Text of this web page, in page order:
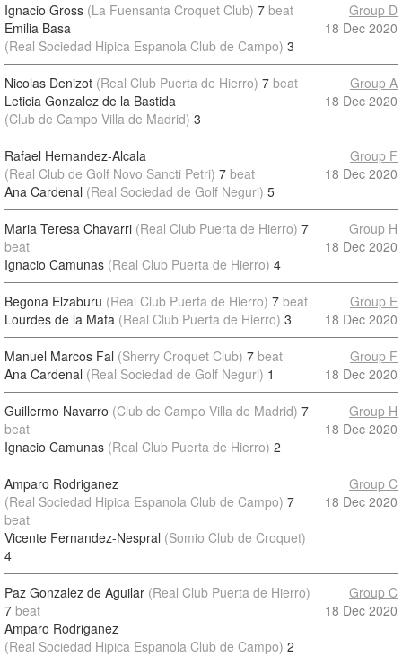
Ignacio Gross (La Fuensanta Croquet Club) 7 beat
Emilia Basa
(Real Sociedad Hipica Espanola Club de Campo) 3
Group D
18 Dec 2020
Nicolas Denizot (Real Club Puerta de Hierro) 7 beat
Leticia Gonzalez de la Bastida
(Club de Campo Villa de Madrid) 3
Group A
18 Dec 2020
Rafael Hernandez-Alcala
(Real Club de Golf Novo Sancti Petri) 7 beat
Ana Cardenal (Real Sociedad de Golf Neguri) 5
Group F
18 Dec 2020
Maria Teresa Chavarri (Real Club Puerta de Hierro) 7
beat
Ignacio Camunas (Real Club Puerta de Hierro) 4
Group H
18 Dec 2020
Begona Elzaburu (Real Club Puerta de Hierro) 7 beat
Lourdes de la Mata (Real Club Puerta de Hierro) 3
Group E
18 Dec 2020
Manuel Marcos Fal (Sherry Croquet Club) 7 beat
Ana Cardenal (Real Sociedad de Golf Neguri) 1
Group F
18 Dec 2020
Guillermo Navarro (Club de Campo Villa de Madrid) 7
beat
Ignacio Camunas (Real Club Puerta de Hierro) 2
Group H
18 Dec 2020
Amparo Rodriganez
(Real Sociedad Hipica Espanola Club de Campo) 7
beat
Vicente Fernandez-Nespral (Somio Club de Croquet)
4
Group C
18 Dec 2020
Paz Gonzalez de Aguilar (Real Club Puerta de Hierro)
7 beat
Amparo Rodriganez
(Real Sociedad Hipica Espanola Club de Campo) 2
Group C
18 Dec 2020